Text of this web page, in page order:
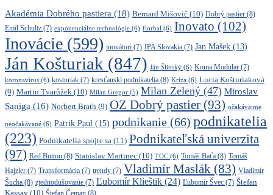
Akadémia Dobrého pastiera (18) Bernard Mišovič (10) Dobrý pastier (8)
Emil Schultz (7) exponenciálne technológie (6) florbal (6) Inovato (102)
Inovácie (599) inovátori (7) IPA Slovakia (7) Jan Mašek (13)
Ján Košturiak (847) Ján Šlinský (6) Koma Modular (7)
koronavírus (6) kosturiak (7) kresťanskí podnikatelia (8) Kríza (6) Lucia Košturiaková
(9) Martin Tvarůžek (10) Milan Gregor (5) Milan Zelený (47) Miroslav
Saniga (16) Norbert Brath (9) OZ Dobrý pastier (93) očakávajme
neočakávané (6) Patrik Paul (15) podnikanie (66) podnikatelia
(223) Podnikatelia spojte sa (11) Podnikateľská univerzita
(97) Red Button (8) Stanislav Martinec (10) TOC (6) Tomáš Baťa (8) Tomáš
Hajzler (7) Transformácia (7) trendy (7) Vladimír Maslák (83) Vladimír
Šucha (8) zjednodušovanie (7) Ľubomír Klieštik (24) Ľubomír Švec (7) Štefan
Kassay (10)